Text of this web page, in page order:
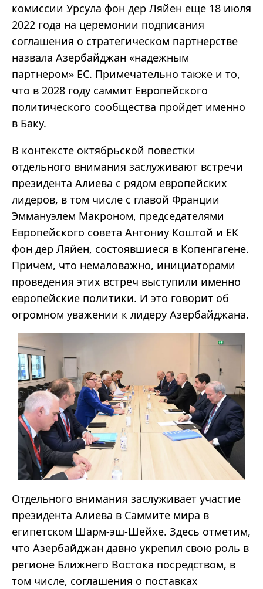
комиссии Урсула фон дер Ляйен еще 18 июля
2022 года на церемонии подписания
соглашения о стратегическом партнерстве
назвала Азербайджан «надежным
партнером» ЕС. Примечательно также и то,
что в 2028 году саммит Европейского
политического сообщества пройдет именно
в Баку.
В контексте октябрьской повестки
отдельного внимания заслуживают встречи
президента Алиева с рядом европейских
лидеров, в том числе с главой Франции
Эммануэлем Макроном, председателями
Европейского совета Антониу Коштой и ЕК
фон дер Ляйен, состоявшиеся в Копенгагене.
Причем, что немаловажно, инициаторами
проведения этих встреч выступили именно
европейские политики. И это говорит об
огромном уважении к лидеру Азербайджана.
Отдельного внимания заслуживает участие
президента Алиева в Саммите мира в
египетском Шарм-эш-Шейхе. Здесь отметим,
что Азербайджан давно укрепил свою роль в
регионе Ближнего Востока посредством, в
том числе, соглашения о поставках